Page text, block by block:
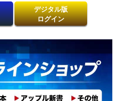
デジタル版
ログイン